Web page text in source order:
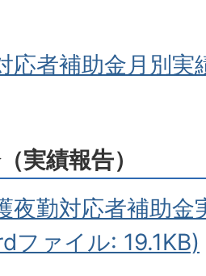
応者補助金月別
実績報告）
夜勤対応者補助金
ファイル: 19.1KB)